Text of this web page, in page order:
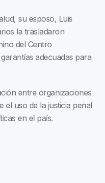
su esposo, Luis
la trasladaron
del Centro
adecuadas para
entre organizaciones
el uso de la justicia penal
en el país.